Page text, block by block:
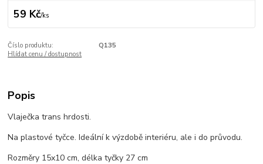
59 Kč/ks
Číslo produktu:
Q135
Hlídat cenu / dostupnost
Popis
Vlaječka trans hrdosti.
Na plastové tyčce. Ideální k výzdobě interiéru, ale i do průvodu.
Rozměry 15x10 cm, délka tyčky 27 cm